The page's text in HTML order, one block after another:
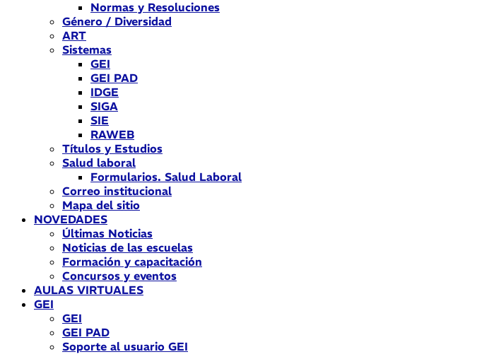
Normas y Resoluciones
Género / Diversidad
ART
Sistemas
GEI
GEI PAD
IDGE
SIGA
SIE
RAWEB
Títulos y Estudios
Salud laboral
Formularios. Salud Laboral
Correo institucional
Mapa del sitio
NOVEDADES
Últimas Noticias
Noticias de las escuelas
Formación y capacitación
Concursos y eventos
AULAS VIRTUALES
GEI
GEI
GEI PAD
Soporte al usuario GEI